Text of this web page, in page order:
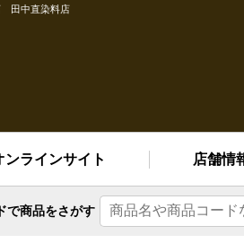
田中直染料店
ンラインサイト 店舗情
で商品をさがす